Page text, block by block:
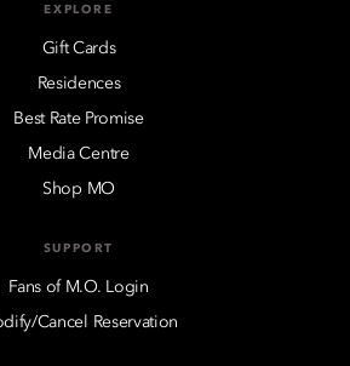
EXPLORE
Gift Cards
Residences
Best Rate Promise
Media Centre
Shop MO
SUPPORT
Fans of M.O. Login
Cancel Reservation